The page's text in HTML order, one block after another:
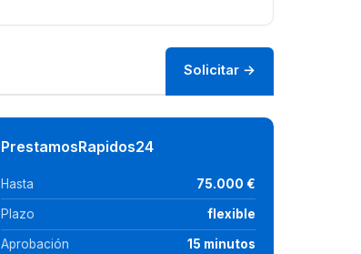
Solicitar →
PrestamosRapidos24
Hasta 75.000 €
Plazo flexible
Aprobación 15 minutos